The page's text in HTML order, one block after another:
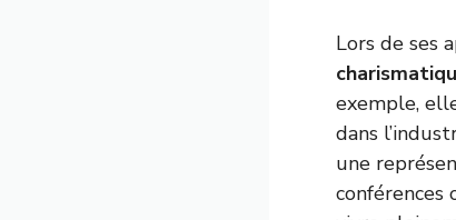
Lors de ses
exemple,
dans
une
conférences